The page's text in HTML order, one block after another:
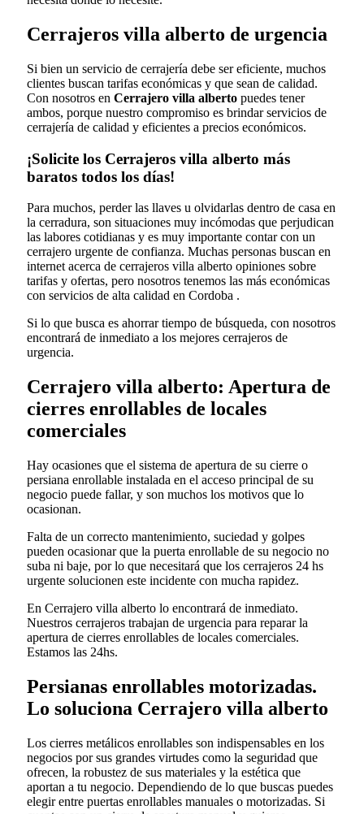
Cerrajeros villa alberto de urgencia
Si bien un servicio de cerrajería debe ser eficiente, muchos
clientes buscan tarifas económicas y que sean de calidad.
Con nosotros en Cerrajero villa alberto puedes tener
ambos, porque nuestro compromiso es brindar servicios de
cerrajería de calidad y eficientes a precios económicos.
¡Solicite los Cerrajeros villa alberto más
baratos todos los días!
Para muchos, perder las llaves u olvidarlas dentro de casa en
la cerradura, son situaciones muy incómodas que perjudican
las labores cotidianas y es muy importante contar con un
cerrajero urgente de confianza. Muchas personas buscan en
internet acerca de cerrajeros villa alberto opiniones sobre
tarifas y ofertas, pero nosotros tenemos las más económicas
con servicios de alta calidad en Cordoba .
Si lo que busca es ahorrar tiempo de búsqueda, con nosotros
encontrará de inmediato a los mejores cerrajeros de
urgencia.
Cerrajero villa alberto: Apertura de
cierres enrollables de locales
comerciales
Hay ocasiones que el sistema de apertura de su cierre o
persiana enrollable instalada en el acceso principal de su
negocio puede fallar, y son muchos los motivos que lo
ocasionan.
Falta de un correcto mantenimiento, suciedad y golpes
pueden ocasionar que la puerta enrollable de su negocio no
suba ni baje, por lo que necesitará que los cerrajeros 24 hs
urgente solucionen este incidente con mucha rapidez.
En Cerrajero villa alberto lo encontrará de inmediato.
Nuestros cerrajeros trabajan de urgencia para reparar la
apertura de cierres enrollables de locales comerciales.
Estamos las 24hs.
Persianas enrollables motorizadas.
Lo soluciona Cerrajero villa alberto
Los cierres metálicos enrollables son indispensables en los
negocios por sus grandes virtudes como la seguridad que
ofrecen, la robustez de sus materiales y la estética que
aportan a tu negocio. Dependiendo de lo que buscas puedes
elegir entre puertas enrollables manuales o motorizadas. Si